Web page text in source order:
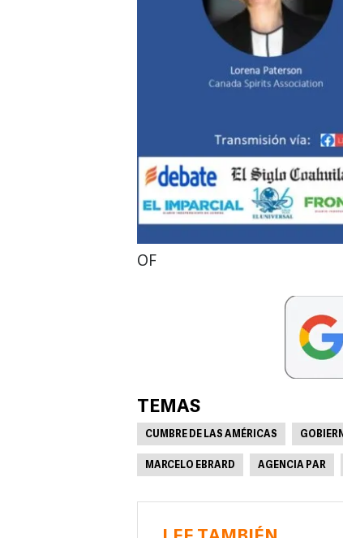
OF
TEMAS
CUMBRE DE LAS AMÉRICAS
MARCELO EBRARD AGENCIA PAR